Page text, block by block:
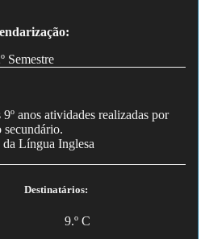
Semestre
anos atividades realizadas por
secundário.
Língua Inglesa
Destinatários:
9.º C